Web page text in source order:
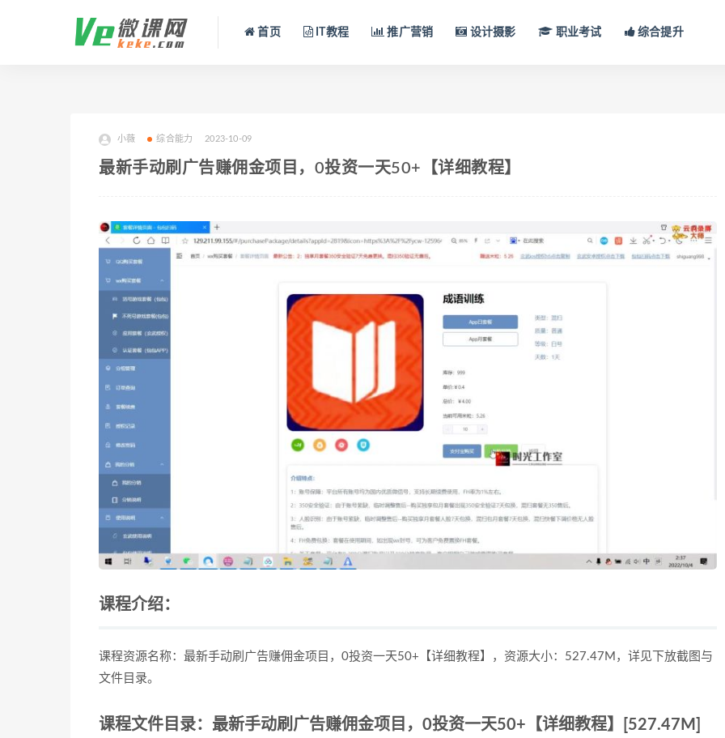
首页 IT教程 推广营销 设计摄影 职业考试 综合提升
小薇 综合能力 2023-10-09
最新手动刷广告赚佣金项目，0投资一天50+【详细教程】
课程介绍：
课程资源名称：最新手动刷广告赚佣金项目，0投资一天50+【详细教程】，资源大小：527.47M，详见下放截图与
文件目录。
课程文件目录：最新手动刷广告赚佣金项目，0投资一天50+【详细教程】[527.47M]